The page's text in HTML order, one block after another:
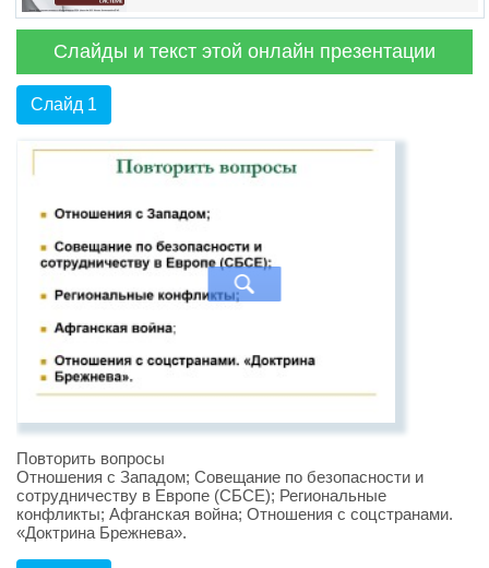
Слайды и текст этой онлайн презентации
Слайд 1
Повторить вопросы
Отношения с Западом; Совещание по безопасности и
сотрудничеству в Европе (СБСЕ); Региональные
конфликты; Афганская война; Отношения с соцстранами.
«Доктрина Брежнева».